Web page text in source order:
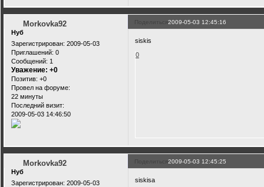
Поделиться2009-05-03 12:45:16
Morkovka92
Нуб
Зарегистрирован: 2009-05-03
Приглашений: 0
Сообщений: 1
Уважение: +0
Позитив: +0
Провел на форуме:
22 минуты
Последний визит:
2009-05-03 14:46:50
siskis
0
Поделиться2009-05-03 12:45:25
Morkovka92
Нуб
Зарегистрирован: 2009-05-03
siskisa